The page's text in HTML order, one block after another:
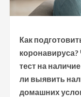
Как
тест на
ли выявить
домашних